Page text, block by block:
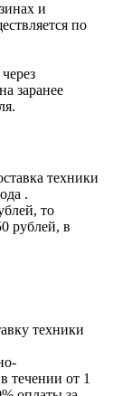
и
по
заранее
техники
.
то
рублей, в
техники
течении от 1